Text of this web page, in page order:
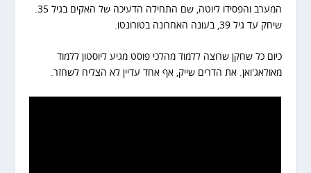
המערב והפסידו ליוטה, שם התחילה הדעיכה של האקים בגיל 35.
שיחק עד גיל 39, בעונה האחרונה בטורונטו.
כיום כל שחקן שרוצה ללמוד מהלכי פוסט מגיע ליוסטון ללמוד
מאולאג'ואן. את הדרים שייק, אף אחד עדיין לא הצליח לשחזר.